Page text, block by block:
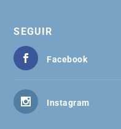
SEGUIR
Facebook
Instagram